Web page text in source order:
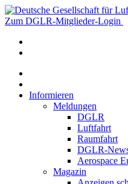
Zum DGLR-Mitglieder-Login
Informieren
Meldungen
DGLR
Luftfahrt
Raumfahrt
DGLR-
Aerospace
Magazin